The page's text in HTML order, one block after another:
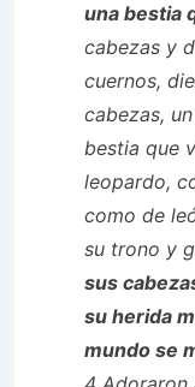
una bestia
cabezas y
cuernos,
cabezas,
bestia que
leopardo,
como de
su trono y
sus
su herida
mundo se